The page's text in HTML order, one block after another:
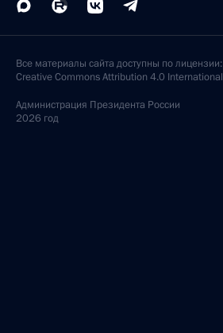
Все материалы сайта доступны по лицензии:
Creative Commons Attribution 4.0 International
Администрация Президента России
2026 год